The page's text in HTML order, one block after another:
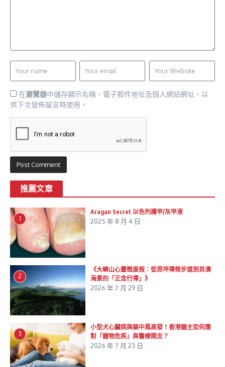
在瀏覽器中儲存顯示名稱、電子郵件地址及個人網站網址，以
供下次發佈留言時使用。
推薦文章
1
Aragan Secret 以色列護甲/灰甲液
2025 年 8 月 4 日
2
《大嶼山心靈微度假：從昂坪禪修步道到貝澳
海景的「正念行禪」》
2026 年 7 月 29 日
3
小型犬心臟病與貓中風高發！香港寵主如何應
對「寵物危疾」與醫療開支？
2026 年 7 月 23 日